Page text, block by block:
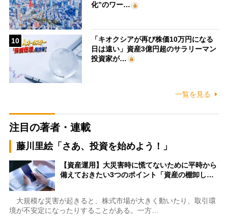
化”のワー…
10
「キオクシアが再び株価10万円になる
日は遠い」資産3億円超のサラリーマン
投資家が…
一覧を見る
注目の著者・連載
藤川里絵「さあ、投資を始めよう！」
【資産運用】大災害時に慌てないために平時から
備えておきたい3つのポイント「資産の棚卸し…
大規模な災害が起きると、株式市場が大きく動いたり、取引環
境が不安定になったりすることがある。一方…